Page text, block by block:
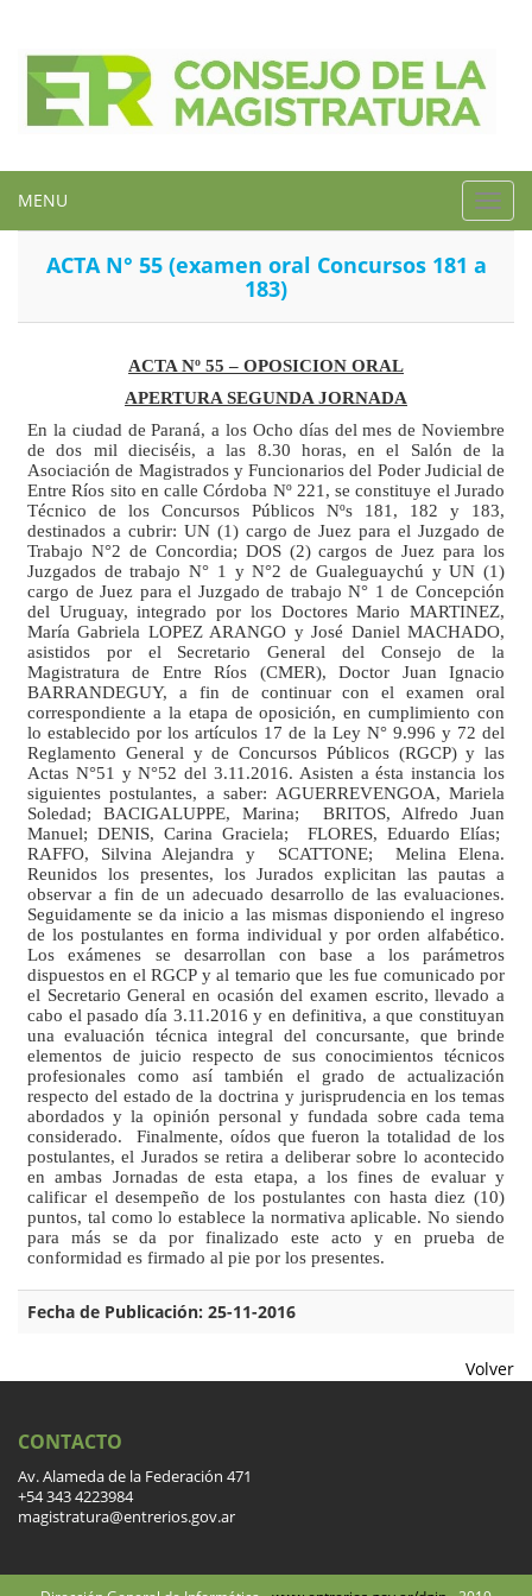
MENU
ACTA N° 55 (examen oral Concursos 181 a
183)
ACTA Nº 55 – OPOSICION ORAL
APERTURA SEGUNDA JORNADA
En la ciudad de Paraná, a los Ocho días del mes de Noviembre
de dos mil dieciséis, a las 8.30 horas, en el Salón de la
Asociación de Magistrados y Funcionarios del Poder Judicial de
Entre Ríos sito en calle Córdoba Nº 221, se constituye el Jurado
Técnico de los Concursos Públicos Nºs 181, 182 y 183,
destinados a cubrir: UN (1) cargo de Juez para el Juzgado de
Trabajo N°2 de Concordia; DOS (2) cargos de Juez para los
Juzgados de trabajo N° 1 y N°2 de Gualeguaychú y UN (1)
cargo de Juez para el Juzgado de trabajo N° 1 de Concepción
del Uruguay, integrado por los Doctores Mario MARTINEZ,
María Gabriela LOPEZ ARANGO y José Daniel MACHADO,
asistidos por el Secretario General del Consejo de la
Magistratura de Entre Ríos (CMER), Doctor Juan Ignacio
BARRANDEGUY, a fin de continuar con el examen oral
correspondiente a la etapa de oposición, en cumplimiento con
lo establecido por los artículos 17 de la Ley N° 9.996 y 72 del
Reglamento General y de Concursos Públicos (RGCP) y las
Actas N°51 y N°52 del 3.11.2016. Asisten a ésta instancia los
siguientes postulantes, a saber: AGUERREVENGOA, Mariela
Soledad; BACIGALUPPE, Marina; BRITOS, Alfredo Juan
Manuel; DENIS, Carina Graciela; FLORES, Eduardo Elías;
RAFFO, Silvina Alejandra y SCATTONE; Melina Elena.
Reunidos los presentes, los Jurados explicitan las pautas a
observar a fin de un adecuado desarrollo de las evaluaciones.
Seguidamente se da inicio a las mismas disponiendo el ingreso
de los postulantes en forma individual y por orden alfabético.
Los exámenes se desarrollan con base a los parámetros
dispuestos en el RGCP y al temario que les fue comunicado por
el Secretario General en ocasión del examen escrito, llevado a
cabo el pasado día 3.11.2016 y en definitiva, a que constituyan
una evaluación técnica integral del concursante, que brinde
elementos de juicio respecto de sus conocimientos técnicos
profesionales como así también el grado de actualización
respecto del estado de la doctrina y jurisprudencia en los temas
abordados y la opinión personal y fundada sobre cada tema
considerado. Finalmente, oídos que fueron la totalidad de los
postulantes, el Jurados se retira a deliberar sobre lo acontecido
en ambas Jornadas de esta etapa, a los fines de evaluar y
calificar el desempeño de los postulantes con hasta diez (10)
puntos, tal como lo establece la normativa aplicable. No siendo
para más se da por finalizado este acto y en prueba de
conformidad es firmado al pie por los presentes.
Fecha de Publicación: 25-11-2016
Volver
CONTACTO
Av. Alameda de la Federación 471
+54 343 4223984
magistratura@entrerios.gov.ar